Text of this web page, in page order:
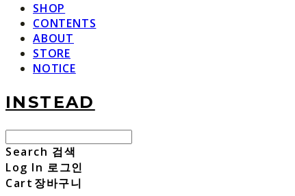
SHOP
CONTENTS
ABOUT
STORE
NOTICE
INSTEAD
Search 검색
Log In 로그인
Cart 장바구니